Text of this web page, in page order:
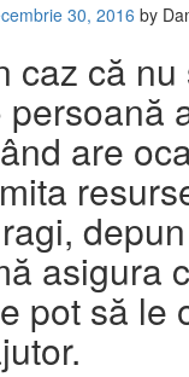
30, 2016 by
caz că
persoană
are
asigura
pot să le